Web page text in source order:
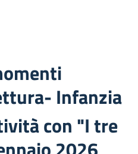
Infanzia
con "I tre